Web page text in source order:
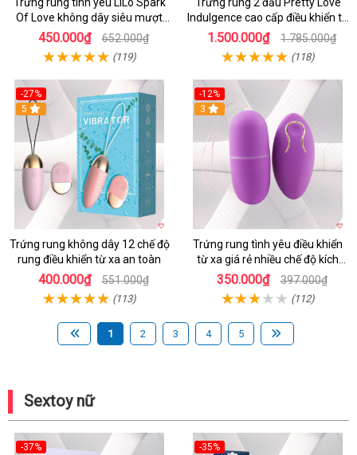
Of Love không dây siêu mượt
chống nước
450.000₫ 652.000₫
(119)
Indulgence cao cấp điều khiển từ
xa
1.500.000₫ 1.785.000₫
(118)
-27%
5
Trứng rung không dây 12 chế độ
rung điều khiển từ xa an toàn
400.000₫ 551.000₫
(113)
-12%
3
Trứng rung tình yêu điều khiển
từ xa giá rẻ nhiều chế độ kích
thích
350.000₫ 397.000₫
(112)
1 2 3 4 5
Sextoy nữ
-37%
-35%